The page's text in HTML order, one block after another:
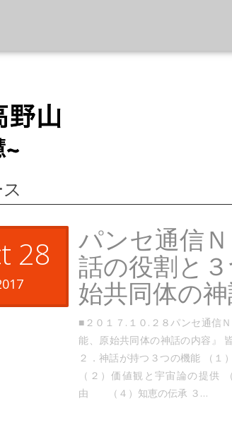
28
パンセ通信
話の役割と
始共同体の神
■２０１７.１０.２８パンセ通信
能、原始共同体の神話の内容』
２．神話が持つ３つの機能 （
（２）価値観と宇宙論の提供
由 （４）知恵の伝承 ３…